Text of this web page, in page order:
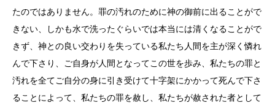
たのではありません。罪の汚れのために神の御前に出ることがで
きない、しかも水で洗ったぐらいでは本当には清くなることがで
きず、神との良い交わりを失っている私たち人間を主が深く憐れ
んで下さり、ご自身が人間となってこの世を歩み、私たちの罪と
汚れを全てご自分の身に引き受けて十字架にかかって死んで下さ
ることによって、私たちの罪を赦し、私たちが赦された者として